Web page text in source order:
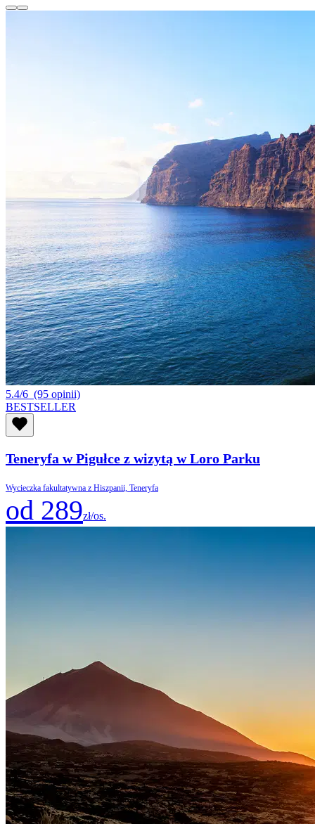
5.4/6 (95 opinii)
BESTSELLER
Teneryfa w Pigułce z wizytą w Loro Parku
Wycieczka fakultatywna z Hiszpanii, Teneryfa
od 289zł/os.